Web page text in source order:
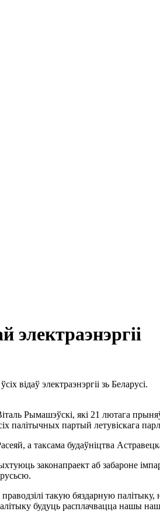
электраэнэргіі
відаў электраэнэргіі зь Беларусі.
Рымашэўскі, які 21 лютага
палітычных партый летувіскага
а таксама будаўніцтва
законапраект аб забароне
такую бяздарную
будуць расплачвацца нашы